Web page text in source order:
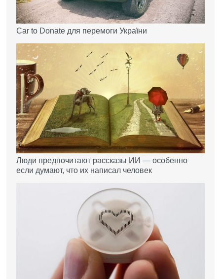
Car to Donate для перемоги України
Люди предпочитают рассказы ИИ — особенно
если думают, что их написал человек